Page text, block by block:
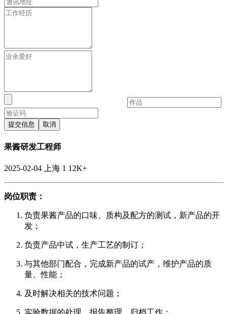
提交信息 取消
果酱研发工程师
2025-02-04 上海 1 12K+
岗位职责：
负责果酱产品的口味、质构及配方的测试，新产品的开
发；
负责产品中试，生产工艺的制订；
与其他部门配合，完成新产品的试产，维护产品的质
量、性能；
及时解决相关的技术问题；
实验数据的处理，报告整理、归档工作；